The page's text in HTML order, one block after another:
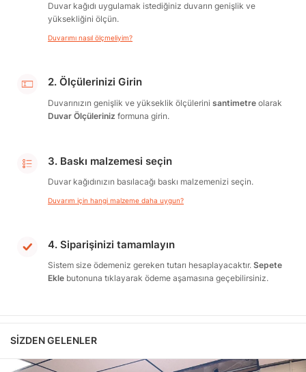
Duvar kağıdı uygulamak istediğiniz duvarın genişlik ve
yüksekliğini ölçün.
Duvarımı nasıl ölçmeliyim?
2. Ölçülerinizi Girin
Duvarınızın genişlik ve yükseklik ölçülerini santimetre olarak
Duvar Ölçüleriniz formuna girin.
3. Baskı malzemesi seçin
Duvar kağıdınızın basılacağı baskı malzemenizi seçin.
Duvarım için hangi malzeme daha uygun?
4. Siparişinizi tamamlayın
Sistem size ödemeniz gereken tutarı hesaplayacaktır. Sepete
Ekle butonuna tıklayarak ödeme aşamasına geçebilirsiniz.
SIZDEN GELENLER